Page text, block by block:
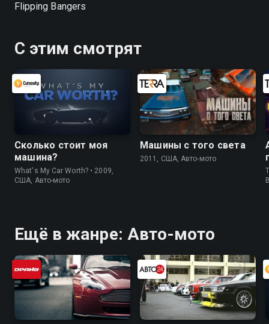
Flipping Bangers
С этим смотрят
Сколько стоит моя
машина?
What's My Car Worth? • 2009,
США, Авто-мото
Машины с того света
2011, США, Авто-мото
Ещё в жанре: Авто-мото